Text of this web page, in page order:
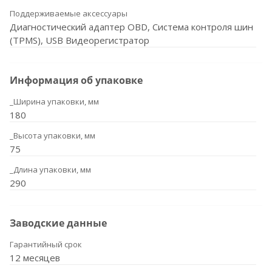
Поддерживаемые аксессуары
Диагностический адаптер OBD, Система контроля шин
(TPMS), USB Видеорегистратор
Информация об упаковке
_Ширина упаковки, мм
180
_Высота упаковки, мм
75
_Длина упаковки, мм
290
Заводские данные
Гарантийный срок
12 месяцев